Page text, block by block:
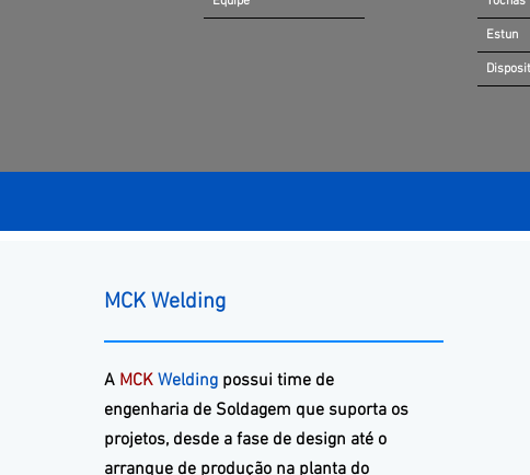
Estun
MCK Welding
A MCKWelding possui time de
engenharia de Soldagem que suporta os
projetos, desde a fase de design até o
arranque de produção na planta do